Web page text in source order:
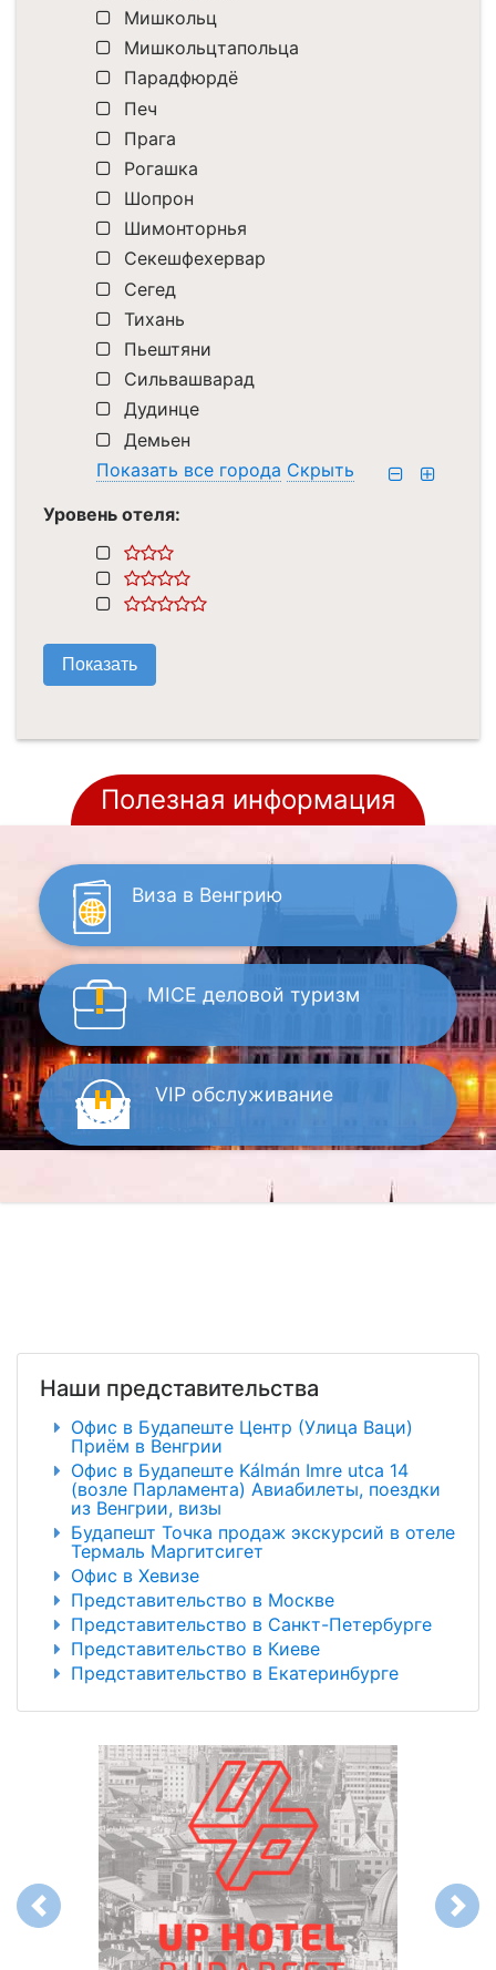
Мишкольц
Мишкольцтапольца
Парадфюрдё
Печ
Прага
Рогашка
Шопрон
Шимонторнья
Секешфехервар
Сегед
Тихань
Пьештяни
Сильвашварад
Дудинце
Демьен
Показать все города Скрыть
Уровень отеля:
Полезная информация
Виза в Венгрию
MICE деловой туризм
VIP обслуживание
Наши представительства
Офис в Будапеште Центр (Улица Ваци)
Приём в Венгрии
Офис в Будапеште Kálmán Imre utca 14
(возле Парламента) Авиабилеты, поездки
из Венгрии, визы
Будапешт Точка продаж экскурсий в отеле
Термаль Маргитсигет
Офис в Хевизе
Представительство в Москве
Представительство в Санкт-Петербурге
Представительство в Киеве
Представительство в Екатеринбурге
Previous Next